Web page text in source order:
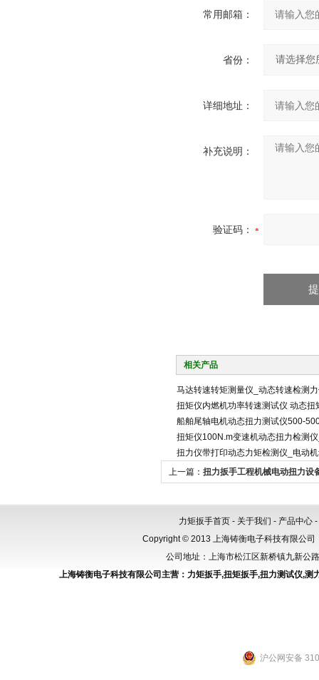
常用邮箱：
省份：
详细地址：
补充说明：
验证码：
相关产品
马达转速转矩测量仪_动态转速检测
扭矩仪内燃机功率转速测试仪 动态扭
船舶尾轴电机动态扭力测试仪500-
扭矩仪100N.m变速机动态扭力检测
扭力仪带打印动态力矩检测仪_电动
上一篇： 扭力扳手工程机械电动扭力设
力矩扳手首页 - 关于我们 - 产品中心 -
Copyright © 2013 上海铸衡电子科技有限公
公司地址：上海市松江区新桥镇九新
上海铸衡电子科技有限公司主营： 力矩扳手,扭矩扳手,扭力测试仪,测
沪公网安备